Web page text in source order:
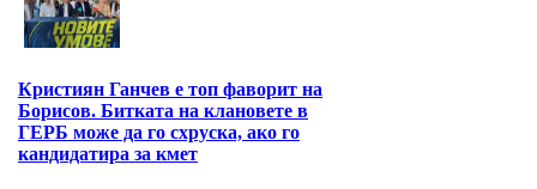
Кристиян Ганчев е топ фаворит на
Борисов. Битката на клановете в
ГЕРБ може да го схруска, ако го
кандидатира за кмет